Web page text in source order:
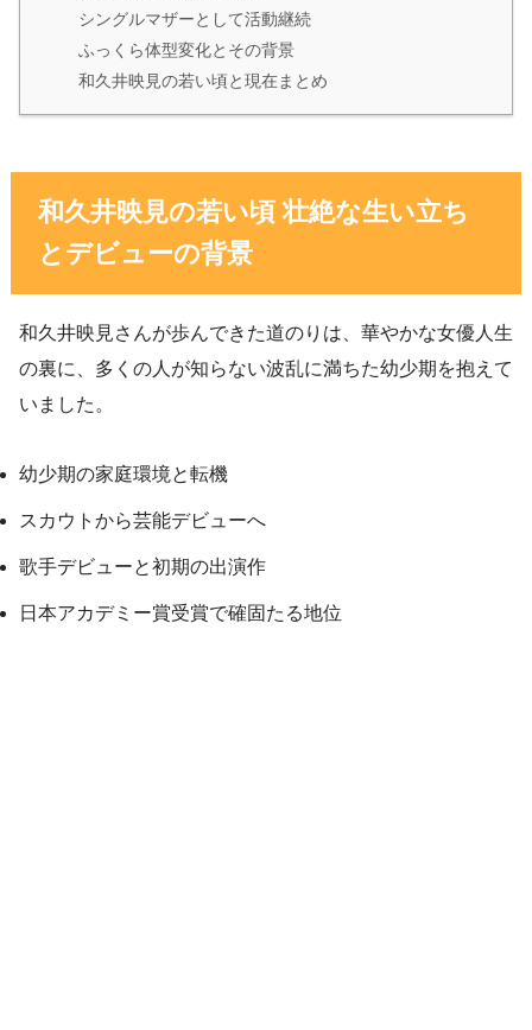
シングルマザーとして活動継続
ふっくら体型変化とその背景
和久井映見の若い頃と現在まとめ
和久井映見の若い頃 壮絶な生い立ち
とデビューの背景
和久井映見さんが歩んできた道のりは、華やかな女優人生
の裏に、多くの人が知らない波乱に満ちた幼少期を抱えて
いました。
幼少期の家庭環境と転機
スカウトから芸能デビューへ
歌手デビューと初期の出演作
日本アカデミー賞受賞で確固たる地位